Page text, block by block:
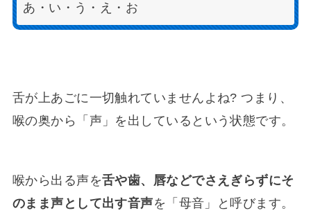
あ・い・う・え・お
舌が上あごに一切触れていませんよね? つまり、
喉の奥から「声」を出しているという状態です。
喉から出る声を舌や歯、唇などでさえぎらずにそ
のまま声として出す音声を「母音」と呼びます。